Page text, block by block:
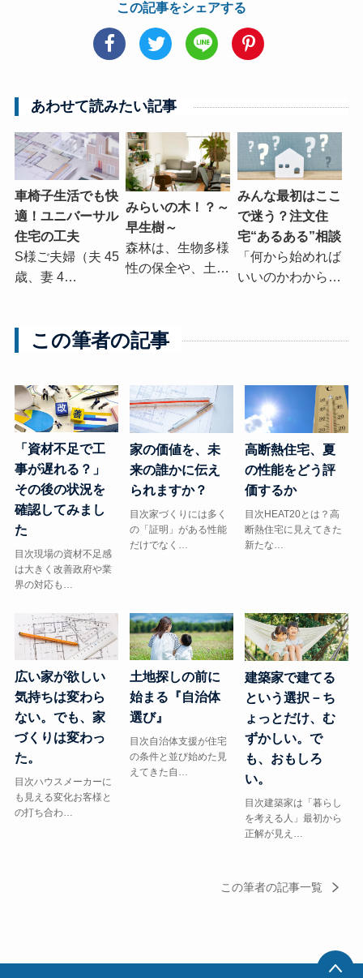
この記事をシェアする
あわせて読みたい記事
車椅子生活でも快
適！ユニバーサル
住宅の工夫
S様ご夫婦（夫 45
歳、妻 4…
みらいの木！？～
早生樹～
森林は、生物多様
性の保全や、土…
みんな最初はここ
で迷う？注文住
宅“あるある”相談
「何から始めれば
いいのかわから…
この筆者の記事
「資材不足で工
事が遅れる？」
その後の状況を
確認してみまし
た
目次現場の資材不足感
は大きく改善政府や業
界の対応も…
家の価値を、未
来の誰かに伝え
られますか？
目次家づくりには多く
の「証明」がある性能
だけでなく…
高断熱住宅、夏
の性能をどう評
価するか
目次HEAT20とは？高
断熱住宅に見えてきた
新たな…
広い家が欲しい
気持ちは変わら
ない。でも、家
づくりは変わっ
た。
目次ハウスメーカーに
も見える変化お客様と
の打ち合わ…
土地探しの前に
始まる『自治体
選び』
目次自治体支援が住宅
の条件と並び始めた見
えてきた自…
建築家で建てる
という選択－ち
ょっとだけ、む
ずかしい。で
も、おもしろ
い。
目次建築家は「暮らし
を考える人」最初から
正解が見え…
この筆者の記事一覧